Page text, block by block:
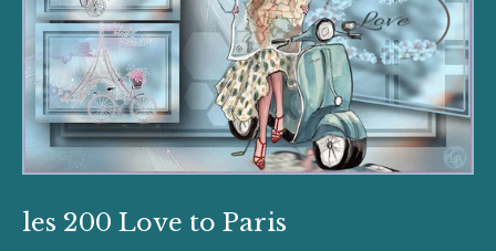
les 200 Love to Paris